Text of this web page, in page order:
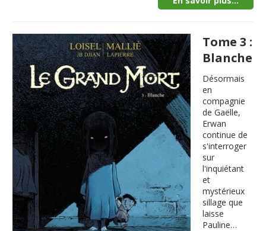
Tome 3 :
Blanche
Désormais
en
compagnie
de Gaëlle,
Erwan
continue de
s'interroger
sur
l'inquiétant
et
mystérieux
sillage que
laisse
Pauline…